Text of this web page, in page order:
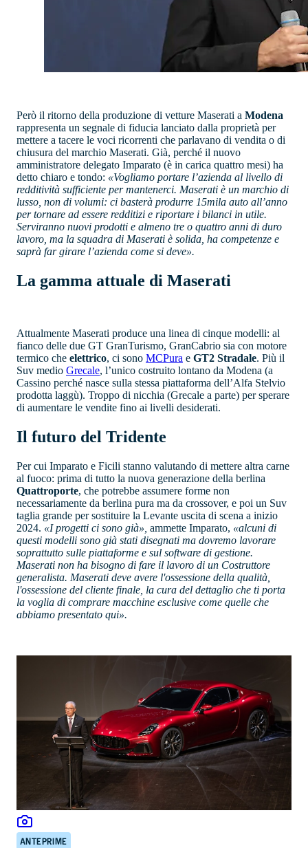
Però il ritorno della produzione di vetture Maserati a Modena
rappresenta un segnale di fiducia lanciato dalla proprietà per
mettere a tacere le voci ricorrenti che parlavano di vendita o di
chiusura del marchio Maserati. Già, perché il nuovo
amministratore delegato Imparato (è in carica quattro mesi) ha
detto chiaro e tondo: «Vogliamo portare l’azienda al livello di
redditività sufficiente per mantenerci. Maserati è un marchio di
lusso, non di volumi: ci basterà produrre 15mila auto all’anno
per tornare ad essere redditizi e riportare i bilanci in utile.
Serviranno nuovi prodotti e almeno tre o quattro anni di duro
lavoro, ma la squadra di Maserati è solida, ha competenze e
saprà far girare l’azienda come si deve».
La gamma attuale di Maserati
Attualmente Maserati produce una linea di cinque modelli: al
fianco delle due GT GranTurismo, GranCabrio sia con motore
termico che elettrico, ci sono MCPura e GT2 Stradale. Più il
Suv medio Grecale, l’unico costruito lontano da Modena (a
Cassino perché nasce sulla stessa piattaforma dell’Alfa Stelvio
prodotta laggù). Troppo di nicchia (Grecale a parte) per sperare
di aumentare le vendite fino ai livelli desiderati.
Il futuro del Tridente
Per cui Imparato e Ficili stanno valutando di mettere altra carne
al fuoco: prima di tutto la nuova generazione della berlina
Quattroporte, che potrebbe assumere forme non
necessariamente da berlina pura ma da crossover, e poi un Suv
taglia grande per sostituire la Levante uscita di scena a inizio
2024. «I progetti ci sono già», ammette Imparato, «alcuni di
questi modelli sono già stati disegnati ma dovremo lavorare
soprattutto sulle piattaforme e sul software di gestione.
Maserati non ha bisogno di fare il lavoro di un Costruttore
generalista. Maserati deve avere l'ossessione della qualità,
l'ossessione del cliente finale, la cura del dettaglio che ti porta
la voglia di comprare macchine esclusive come quelle che
abbiamo presentato qui».
ANTEPRIME